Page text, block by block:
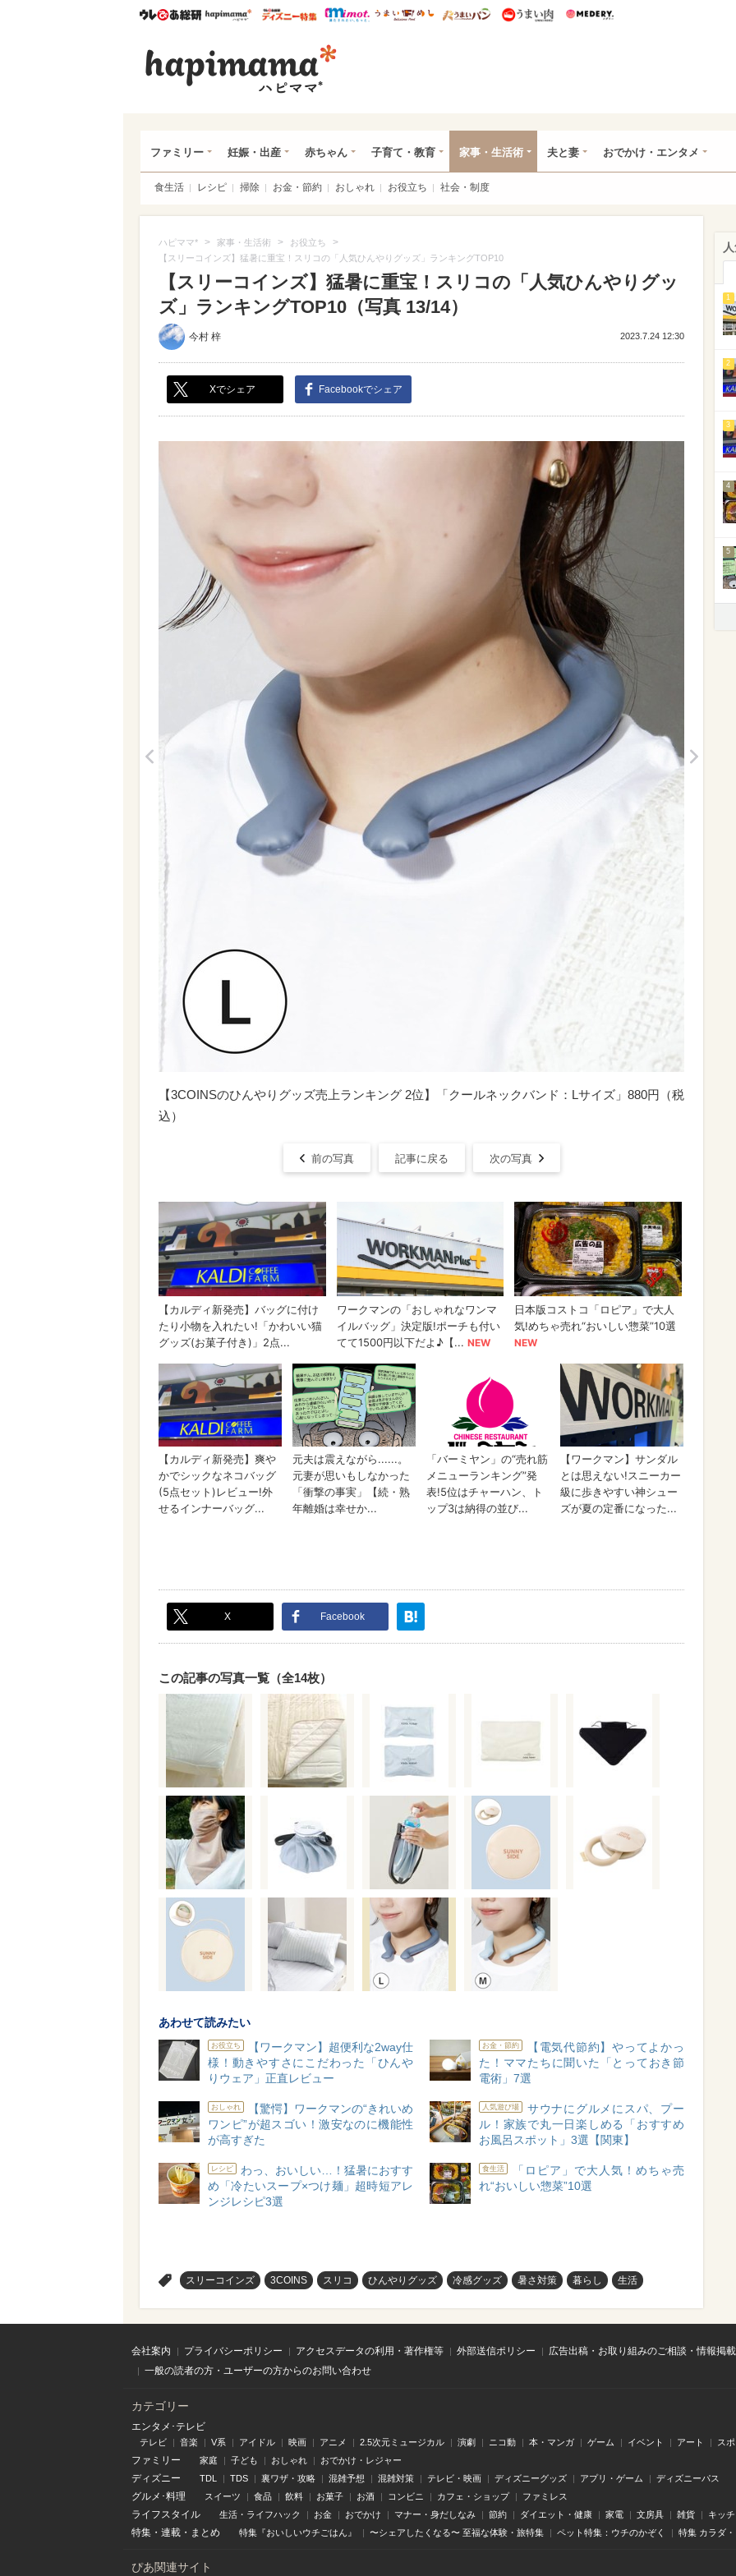
ウレぴあ総研ハピママ* ウレぴあ総研 ディズニー特集
mimot. うまいめし うまいパン うまい肉
ファミリー 妊娠・出産 赤ちゃん 子育て・教育 家事・生活術 夫と妻 おでかけ・エンタメ
食生活 レシピ 掃除 お金・節約 おしゃれ お役立ち 社会・制度
ハピママ* > 家事・生活術 > お役立ち >
【スリーコインズ】猛暑に重宝！スリコの「人気ひんやりグッズ」ランキングTOP10
【スリーコインズ】猛暑に重宝！スリコの「人気ひんやりグッ
ズ」ランキングTOP10（写真 13/14）
今村 梓 2023.7.24 12:30
Xでシェア Facebookでシェア
【3COINSのひんやりグッズ売上ランキング 2位】「クールネックバンド：Lサイズ」880円（税
込）
前の写真 記事に戻る 次の写真
X Facebook
この記事の写真一覧（全14枚）
あわせて読みたい
お役立ち
【ワークマン】超便利な2way仕
様！動きやすさにこだわった「ひんや
りウェア」正直レビュー
お金・節約
【電気代節約】やってよかっ
た！ママたちに聞いた「とっておき節
電術」7選
おしゃれ
【驚愕】ワークマンの“きれいめ
ワンピ”が超スゴい！激安なのに機能性
が高すぎた
人気遊び場
サウナにグルメにスパ、プー
ル！家族で丸一日楽しめる「おすすめ
お風呂スポット」3選【関東】
レシピ
わっ、おいしい…！猛暑におすす
め「冷たいスープ×つけ麺」超時短アレ
ンジレシピ3選
食生活
「ロピア」で大人気！めちゃ売
れ“おいしい惣菜”10選
スリーコインズ 3COINS スリコ ひんやりグッズ 冷感グッズ 暑さ対策 暮らし 生活
1
2
3
4
5
会社案内 プライバシーポリシー アクセスデータの利用・著作権等 外部送信ポリシー
広告出稿・お取り組みのご相談・情報掲
一般の読者の方・ユーザーの方からのお問い合わせ
カテゴリー
エンタメ･テレビ
テレビ 音楽 V系 アイドル 映画 アニメ 2.5次元ミュージカル 演劇 ニコ動 本・マンガ ゲーム イベント アート ス
ファミリー 家庭 子ども おしゃれ おでかけ・レジャー
ディズニー TDL TDS 裏ワザ・攻略 混雑予想 混雑対策 テレビ・映画 ディズニーグッズ アプリ・ゲーム ディズニーパス
グルメ･料理 スイーツ 食品 飲料 お菓子 お酒 コンビニ カフェ・ショップ ファミレス
ライフスタイル 生活・ライフハック お金 おでかけ マナー・身だしなみ 節約 ダイエット・健康 家電 文房具 雑貨 キッ
特集 ・ 連載 ・ まとめ 特集『おいしいウチごはん』 〜シェアしたくなる〜 至福な体験・旅特集 ペット特集：ウチのかぞく 特集 カラダ
ぴあ関連サイト